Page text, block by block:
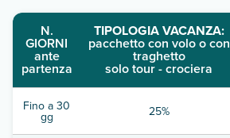
N.
GIORNI
ante
partenza
TIPOLOGIA VACANZA:
pacchetto con volo o con
traghetto
solo tour - crociera
Fino a 30
gg 25%